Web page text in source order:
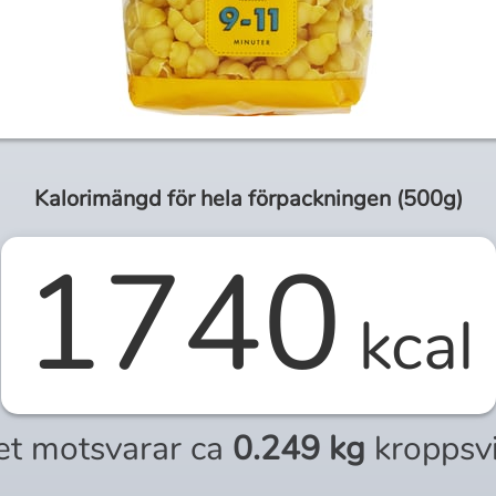
Kalorimängd förhela förpackningen (500g)
1740 kcal
motsvarar ca 0.249 kg